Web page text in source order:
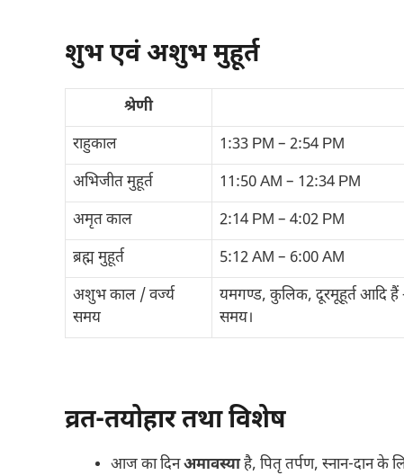
शुभ एवं अशुभ मुहूर्त
श्रेणी
राहुकाल
1:33 PM – 2:54 PM
अभिजीत मुहूर्त
11:50 AM – 12:34 PM
अमृत काल
2:14 PM – 4:02 PM
ब्रह्म मुहूर्त
5:12 AM – 6:00 AM
अशुभ काल / वर्ज्य
समय
यमगण्ड, कुलिक, दूरमूहूर्त आदि
समय।
व्रत-तयोहार तथा विशेष
आज का दिनअमावस्याहै, पितृ तर्पण, स्नान-दान के